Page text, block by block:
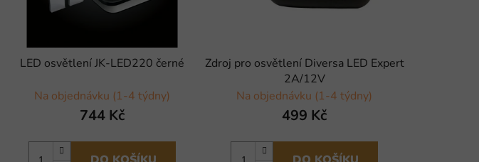
LED osvětlení JK-LED220 černé
Na objednávku (1-4 týdny)
744 Kč
Zdroj pro osvětlení Diversa LED Expert
2A/12V
Na objednávku (1-4 týdny)
499 Kč